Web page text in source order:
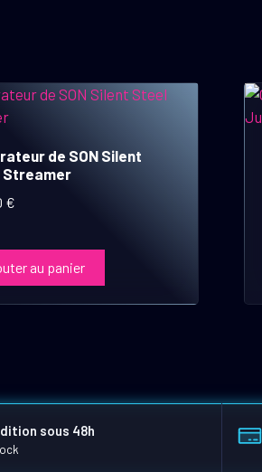
de SON Silent
Streamer
€
au panier
sous 48h